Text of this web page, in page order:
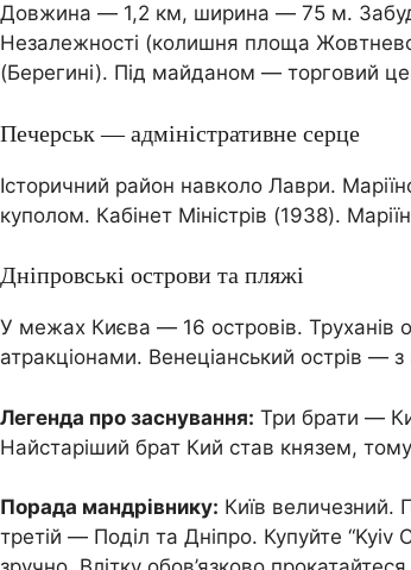
Довжина — 1,2 км, ширина — 75 м.
Незалежності (колишня площа
(Берегині). Під майданом — торговий
Печерськ — адміністративне серце
Історичний район навколо Лаври.
куполом. Кабінет Міністрів (1938).
Дніпровські острови та пляжі
У межах Києва — 16 островів. Труханів
атракціонами. Венеціанський острів —
Легенда про заснування: Три брати —
Найстаріший брат Кий став князем,
Порада мандрівнику: Київ величезний.
третій — Поділ та Дніпро. Купуйте